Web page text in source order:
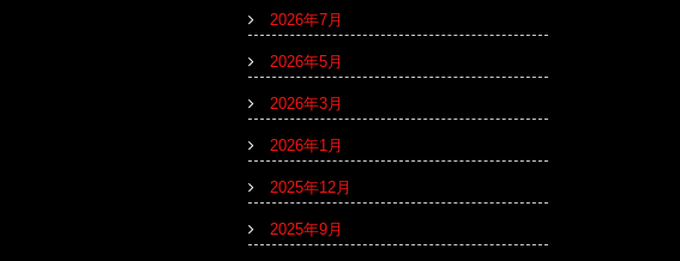
2026年7月
2026年5月
2026年3月
2026年1月
2025年12月
2025年9月